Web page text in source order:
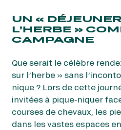
UN «
L’HERBE »
CAMPAGNE
Que serait le célèbre
sur l’herbe » sans
nique ? Lors de cette
invitées à pique-niquer
courses de chevaux, les
dans les vastes espaces